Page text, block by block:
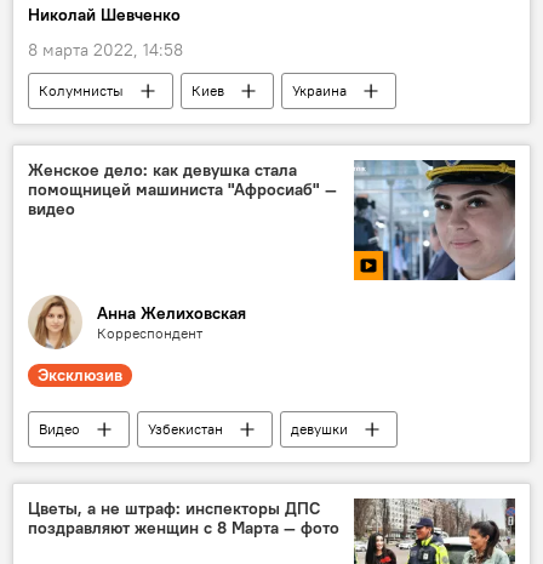
Николай Шевченко
8 марта 2022, 14:58
Колумнисты Киев Украина
Женское дело: как девушка стала
помощницей машиниста "Афросиаб" —
видео
Анна Желиховская
Корреспондент
Эксклюзив
Видео Узбекистан девушки
Цветы, а не штраф: инспекторы ДПС
поздравляют женщин с 8 Марта — фото